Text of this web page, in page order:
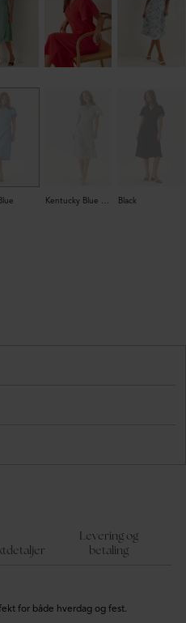
Kentucky Blue AOP: ALY Black
Levering og
betaling
for både hverdag og fest.